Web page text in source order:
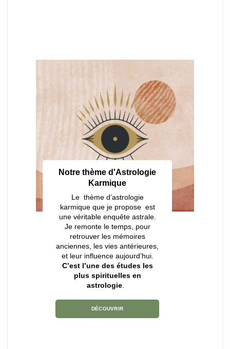
Notre thème d'Astrologie
Karmique
Le thème d’astrologie
karmique que je propose est
une véritable enquête astrale.
Je remonte le temps, pour
retrouver les mémoires
anciennes, les vies antérieures,
et leur influence aujourd’hui.
C’est l’une des études les
plus spirituelles en
astrologie.
DÉCOUVRIR